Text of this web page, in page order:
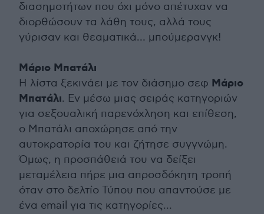
διασημοτήτων που όχι μόνο απέτυχαν να
διορθώσουν τα λάθη τους, αλλά τους
γύρισαν και θεαματικά… μπούμερανγκ!
Μάριο Μπατάλι
Η λίστα ξεκινάει με τον διάσημο σεφ Μάριο
Μπατάλι. Εν μέσω μιας σειράς κατηγοριών
για σεξουαλική παρενόχληση και επίθεση,
ο Μπατάλι αποχώρησε από την
αυτοκρατορία του και ζήτησε συγγνώμη.
Όμως, η προσπάθειά του να δείξει
μεταμέλεια πήρε μια απροσδόκητη τροπή
όταν στο δελτίο Τύπου που απαντούσε με
ένα email για τις κατηγορίες...